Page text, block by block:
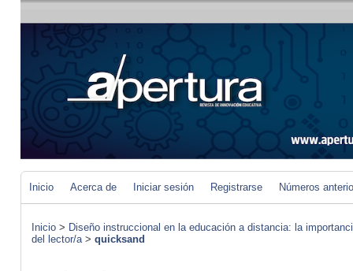
Inicio Acerca de Iniciar sesión Registrarse Números
Inicio > Diseño instruccional en la educación a distancia: la
del lector/a> quicksand